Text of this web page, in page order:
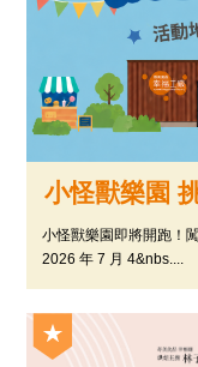
小怪獸樂園
小怪獸樂園即將開跑！
2026 年 7 月 4&nbs....